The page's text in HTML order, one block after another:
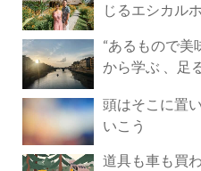
じるエシカル
“あるもので美
から学ぶ 、足
頭はそこに置
いこう
道具も車も買